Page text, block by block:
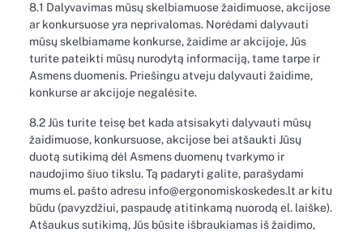
8.1 Dalyvavimas mūsų skelbiamuose žaidimuose, akcijose
ar konkursuose yra neprivalomas. Norėdami dalyvauti
mūsų skelbiamame konkurse, žaidime ar akcijoje, Jūs
turite pateikti mūsų nurodytą informaciją, tame tarpe ir
Asmens duomenis. Priešingu atveju dalyvauti žaidime,
konkurse ar akcijoje negalėsite.
8.2 Jūs turite teisę bet kada atsisakyti dalyvauti mūsų
žaidimuose, konkursuose, akcijose bei atšaukti Jūsų
duotą sutikimą dėl Asmens duomenų tvarkymo ir
naudojimo šiuo tikslu. Tą padaryti galite, parašydami
mums el. pašto adresu info@ergonomiskoskedes.lt ar kitu
būdu (pavyzdžiui, paspaudę atitinkamą nuorodą el. laiške).
Atšaukus sutikimą, Jūs būsite išbraukiamas iš žaidimo,